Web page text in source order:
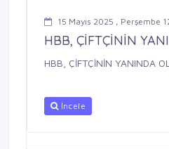
15 Mayıs 2025 , Perşembe
HBB, ÇİFTÇİNİN
HBB, ÇİFTÇİNİN YANINDA
İncele